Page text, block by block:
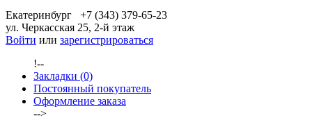
Екатеринбург
+7 (343) 379-65-23
ул. Черкасская 25, 2-й этаж
Войти или зарегистрироваться
!--
Закладки (0)
Постоянный покупатель
Оформление заказа
-->